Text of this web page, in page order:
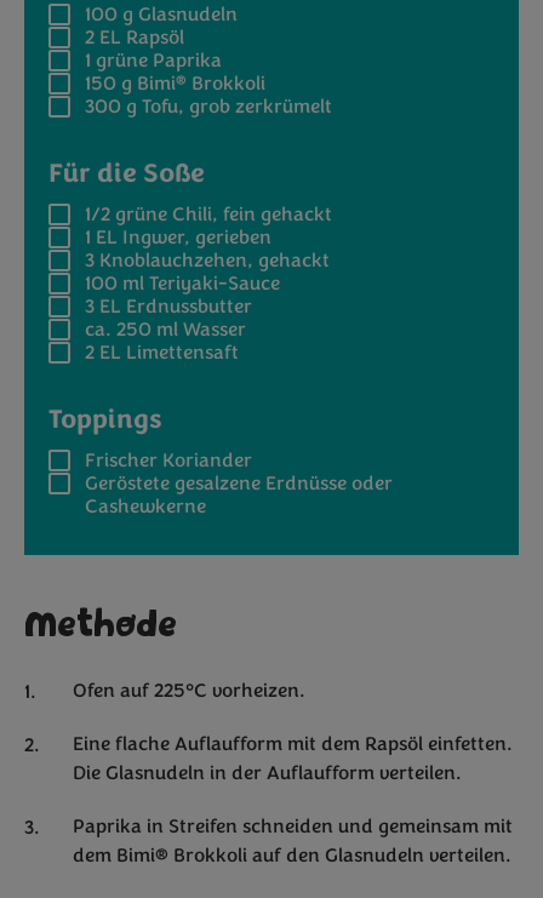
100 g Glasnudeln
2 EL Rapsöl
1 grüne Paprika
150 g Bimi® Brokkoli
300 g Tofu, grob zerkrümelt
Für die Soße
1/2 grüne Chili, fein gehackt
1 EL Ingwer, gerieben
3 Knoblauchzehen, gehackt
100 mlTeriyaki-Sauce
3 EL Erdnussbutter
ca. 250 mlWasser
2 EL Limettensaft
Toppings
Frischer Koriander
Geröstete gesalzene Erdnüsse oder
Cashewkerne
Methode
Ofen auf 225°C vorheizen.
Eine flache Auflaufform mit dem Rapsöl einfetten.
Die Glasnudeln in der Auflaufform verteilen.
Paprika in Streifen schneiden und gemeinsam mit
dem Bimi® Brokkoli auf den Glasnudeln verteilen.